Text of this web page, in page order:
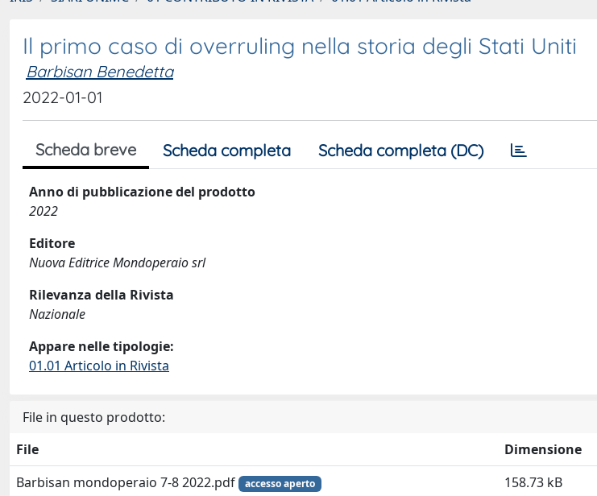
Il primo caso di overruling nella storia degli Stati Uniti
Barbisan Benedetta
2022-01-01
Scheda breve Scheda completa Scheda completa (DC)
Anno di pubblicazione del prodotto
2022
Editore
Nuova Editrice Mondoperaio srl
Rilevanza della Rivista
Nazionale
Appare nelle tipologie:
01.01 Articolo in Rivista
File in questo prodotto:
File
Dimensione
Barbisan mondoperaio 7-8 2022.pdf
accesso aperto 158.73 kB